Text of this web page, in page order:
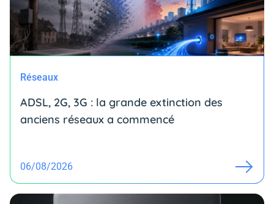
Réseaux
ADSL, 2G, 3G : la grande extinction des
anciens réseaux a commencé
06/08/2026